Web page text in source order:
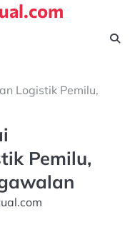
Logistik Pemilu,
Pemilu,